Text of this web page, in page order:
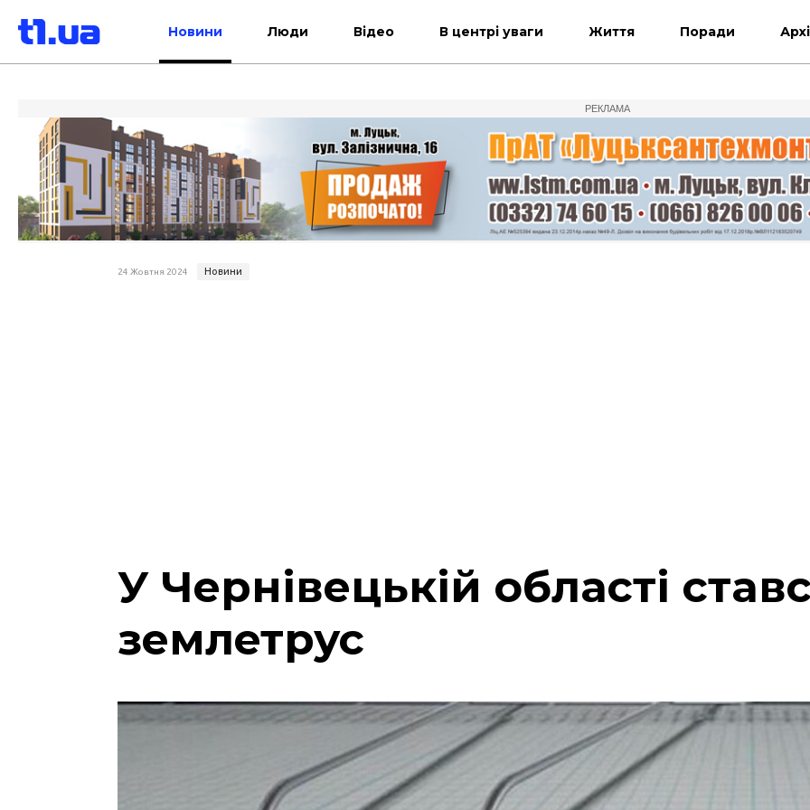
Новини Люди Відео В центрі уваги Життя Поради
РЕКЛАМА
24 Жовтня 2024 Новини
У Чернівецькій області
землетрус